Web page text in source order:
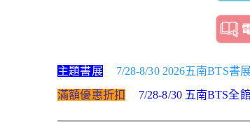
主題書展
7/28-8/30 2026五南BTS書
滿額優惠折扣
7/28-8/30 五南BTS全